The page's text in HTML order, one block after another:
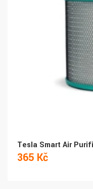
Tesla Smart Air
365 Kč